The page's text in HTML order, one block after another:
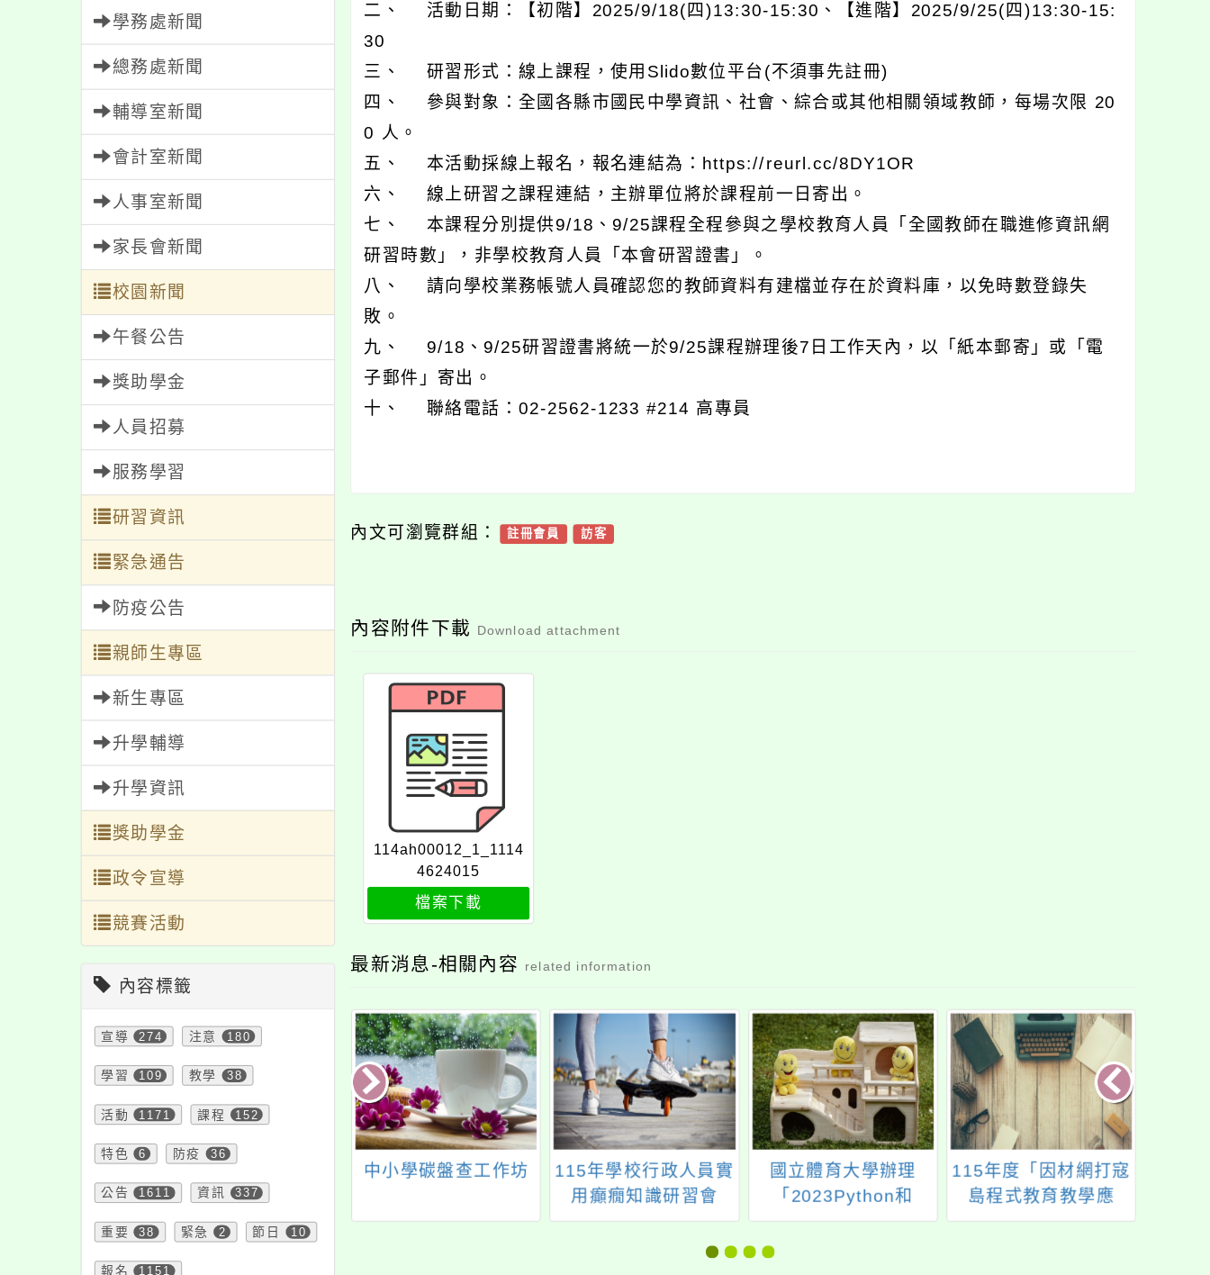
學務處新聞
總務處新聞
輔導室新聞
會計室新聞
人事室新聞
家長會新聞
校園新聞
午餐公告
獎助學金
人員招募
服務學習
研習資訊
緊急通告
防疫公告
親師生專區
新生專區
升學輔導
升學資訊
獎助學金
政令宣導
競賽活動
內容標籤
宣導 274 注意 180
學習 109 教學 38
活動 1171 課程 152
特色 6 防疫 36
公告 1611 資訊 337
重要 38 緊急 2 節日 10
報名 1151
二、 活動日期：【初階】2025/9/18(四)13:30-15:30、【進階】2025/9/25(四)13:30-15:
30
三、 研習形式：線上課程，使用Slido數位平台(不須事先註冊)
四、 參與對象：全國各縣市國民中學資訊、社會、綜合或其他相關領域教師，每場次限 20
0 人。
五、 本活動採線上報名，報名連結為：https://reurl.cc/8DY1OR
六、 線上研習之課程連結，主辦單位將於課程前一日寄出。
七、 本課程分別提供9/18、9/25課程全程參與之學校教育人員「全國教師在職進修資訊網
研習時數」，非學校教育人員「本會研習證書」。
八、 請向學校業務帳號人員確認您的教師資料有建檔並存在於資料庫，以免時數登錄失
敗。
九、 9/18、9/25研習證書將統一於9/25課程辦理後7日工作天內，以「紙本郵寄」或「電
子郵件」寄出。
十、 聯絡電話：02-2562-1233 #214 高專員
內文可瀏覽群組： 註冊會員 訪客
內容附件下載 Download attachment
114ah00012_1_1114
4624015
檔案下載
最新消息-相關內容 related information
年度學生資訊教
–資訊科技組」
培訓實施計畫
轉知新埔國小辦理親
職教育講座-「解開孩
子的情緒密碼」—學
習增進親子溝通的方
中小學碳盤查工作坊
115年學校行政人員實
用癲癇知識研習會
國立體育大學辦理
「2023Python和
APCS程式設計線上課
115年度「因材網打寇
島程式教育教學應
用」研習 #高雄市政